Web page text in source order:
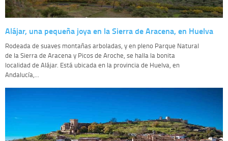
Alájar, una pequeña joya en la Sierra de Aracena, en Huelva
Rodeada de suaves montañas arboladas, y en pleno Parque Natural
de la Sierra de Aracena y Picos de Aroche, se halla la bonita
localidad de Alájar. Está ubicada en la provincia de Huelva, en
Andalucía,...